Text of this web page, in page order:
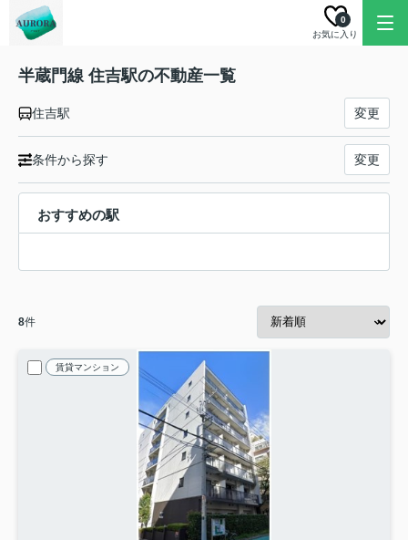
お気に入り
0
半蔵門線 住吉駅の不動産一覧
住吉駅 変更
条件から探す 変更
おすすめの駅
8件
賃貸マンション